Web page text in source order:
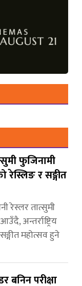
फुजिनामी
रेस्लिङ र सङ्गीत
रेस्लर तात्सुमी
अन्तर्राष्ट्रिय
महोत्सव हुने
बनिन परीक्षा